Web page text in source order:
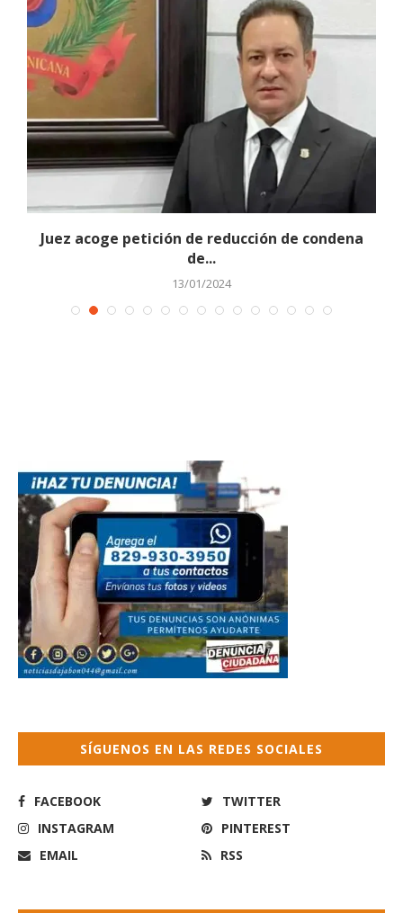
Juez acoge petición de reducción de condena
de...
13/01/2024
SÍGUENOS EN LAS REDES SOCIALES
FACEBOOK
TWITTER
INSTAGRAM
PINTEREST
EMAIL
RSS